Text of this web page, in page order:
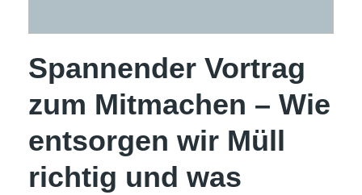
Spannender Vortrag
zum Mitmachen – Wie
entsorgen wir Müll
richtig und was